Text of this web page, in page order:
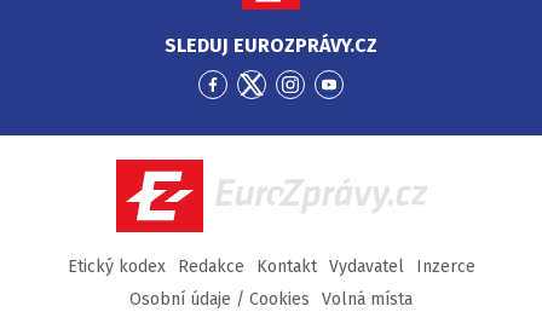
SLEDUJ EUROZPRÁVY.CZ
Přejít
Facebook
Přejít
Twitter
Přejít
Instagram
Přejít
YouTube
EuroZprávy.cz
Etický kodex Redakce Kontakt Vydavatel
Inzerce
Osobní údaje / Cookies
Volná místa